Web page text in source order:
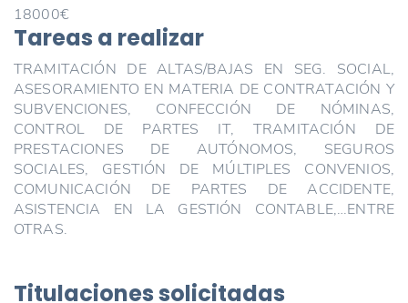
18000€
Tareas a realizar
TRAMITACIÓN DE ALTAS/BAJAS EN SEG. SOCIAL,
ASESORAMIENTO EN MATERIA DE CONTRATACIÓN Y
SUBVENCIONES, CONFECCIÓN DE NÓMINAS,
CONTROL DE PARTES IT, TRAMITACIÓN DE
PRESTACIONES DE AUTÓNOMOS, SEGUROS
SOCIALES, GESTIÓN DE MÚLTIPLES CONVENIOS,
COMUNICACIÓN DE PARTES DE ACCIDENTE,
ASISTENCIA EN LA GESTIÓN CONTABLE,…ENTRE
OTRAS.
Titulaciones solicitadas